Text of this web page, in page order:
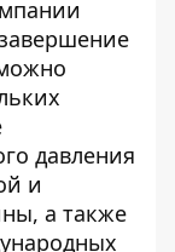
давления
и
а также